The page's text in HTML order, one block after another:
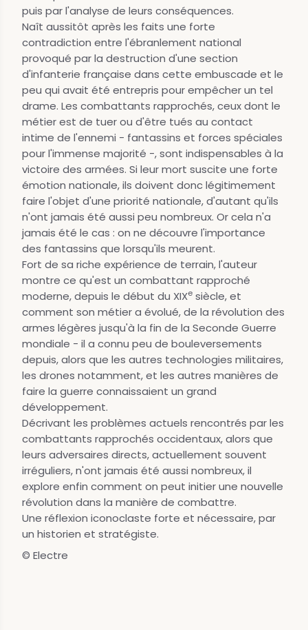
puis par l'analyse de leurs conséquences.
Naît aussitôt après les faits une forte
contradiction entre l'ébranlement national
provoqué par la destruction d'une section
d'infanterie française dans cette embuscade et le
peu qui avait été entrepris pour empêcher un tel
drame. Les combattants rapprochés, ceux dont le
métier est de tuer ou d'être tués au contact
intime de l'ennemi - fantassins et forces spéciales
pour l'immense majorité -, sont indispensables à la
victoire des armées. Si leur mort suscite une forte
émotion nationale, ils doivent donc légitimement
faire l'objet d'une priorité nationale, d'autant qu'ils
n'ont jamais été aussi peu nombreux. Or cela n'a
jamais été le cas : on ne découvre l'importance
des fantassins que lorsqu'ils meurent.
Fort de sa riche expérience de terrain, l'auteur
montre ce qu'est un combattant rapproché
moderne, depuis le début du XIXe siècle, et
comment son métier a évolué, de la révolution des
armes légères jusqu'à la fin de la Seconde Guerre
mondiale - il a connu peu de bouleversements
depuis, alors que les autres technologies militaires,
les drones notamment, et les autres manières de
faire la guerre connaissaient un grand
développement.
Décrivant les problèmes actuels rencontrés par les
combattants rapprochés occidentaux, alors que
leurs adversaires directs, actuellement souvent
irréguliers, n'ont jamais été aussi nombreux, il
explore enfin comment on peut initier une nouvelle
révolution dans la manière de combattre.
Une réflexion iconoclaste forte et nécessaire, par
un historien et stratégiste.
© Electre